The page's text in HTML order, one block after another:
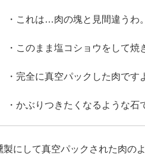
・これは…肉の塊と見間違うわ。
・このまま塩コショウをして焼
・完全に真空パックした肉です
・かぶりつきたくなるような石
製にして真空パックされた肉の